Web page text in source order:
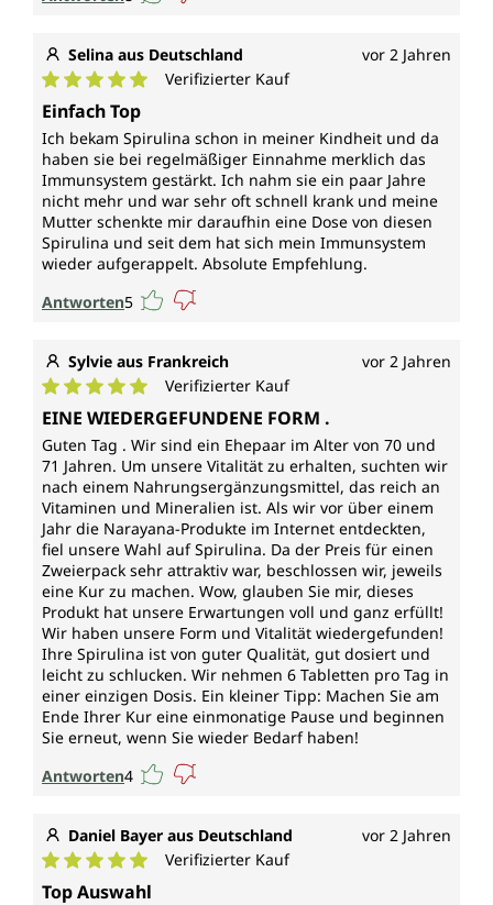
Selina aus Deutschland vor 2 Jahren
Durchschnittliche Bewertung von 5 von 5 Sternen
Verifizierter Kauf
Einfach Top
Ich bekam Spirulina schon in meiner Kindheit und da
haben sie bei regelmäßiger Einnahme merklich das
Immunsystem gestärkt. Ich nahm sie ein paar Jahre
nicht mehr und war sehr oft schnell krank und meine
Mutter schenkte mir daraufhin eine Dose von diesen
Spirulina und seit dem hat sich mein Immunsystem
wieder aufgerappelt. Absolute Empfehlung.
Antworten5
Sylvie aus Frankreich vor 2 Jahren
Durchschnittliche Bewertung von 5 von 5 Sternen
Verifizierter Kauf
EINE WIEDERGEFUNDENE FORM .
Guten Tag . Wir sind ein Ehepaar im Alter von 70 und
71 Jahren. Um unsere Vitalität zu erhalten, suchten wir
nach einem Nahrungsergänzungsmittel, das reich an
Vitaminen und Mineralien ist. Als wir vor über einem
Jahr die Narayana-Produkte im Internet entdeckten,
fiel unsere Wahl auf Spirulina. Da der Preis für einen
Zweierpack sehr attraktiv war, beschlossen wir, jeweils
eine Kur zu machen. Wow, glauben Sie mir, dieses
Produkt hat unsere Erwartungen voll und ganz erfüllt!
Wir haben unsere Form und Vitalität wiedergefunden!
Ihre Spirulina ist von guter Qualität, gut dosiert und
leicht zu schlucken. Wir nehmen 6 Tabletten pro Tag in
einer einzigen Dosis. Ein kleiner Tipp: Machen Sie am
Ende Ihrer Kur eine einmonatige Pause und beginnen
Sie erneut, wenn Sie wieder Bedarf haben!
Antworten4
Daniel Bayer aus Deutschland vor 2 Jahren
Durchschnittliche Bewertung von 5 von 5 Sternen
Verifizierter Kauf
Top Auswahl